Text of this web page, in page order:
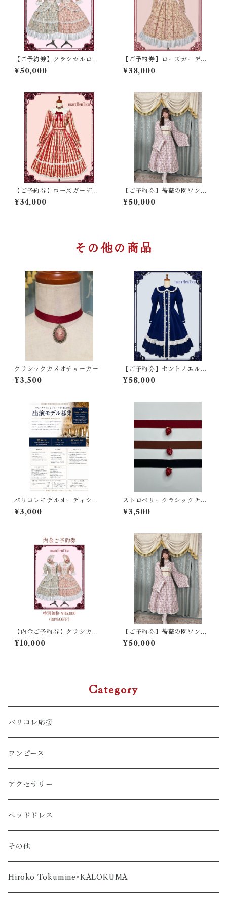
【ご予約券】クラシカルロー
ズガーデンワンピース
¥50,000
【ご予約券】ローズガーデン
ヨークワンピース
¥38,000
【ご予約券】ローズガーデン
ワンピース
¥34,000
【ご予約券】薔薇の園ワンピ
ース
¥50,000
その他の商品
クラシックカメオチョーカー
¥3,500
【ご予約券】セントノエルコ
ート
¥58,000
パリコレモデルオーディショ
ン
¥3,000
ストロベリークラシックチョ
ーカー
¥3,500
【内金ご予約券】クラシカル
ローズガーデンワンピース
¥10,000
【ご予約券】薔薇の園ワンピ
ース
¥50,000
Category
パリコレ応援
ワンピース
アクセサリー
ヘッドドレス
その他
Hiroko Tokumine×KALOKUMA